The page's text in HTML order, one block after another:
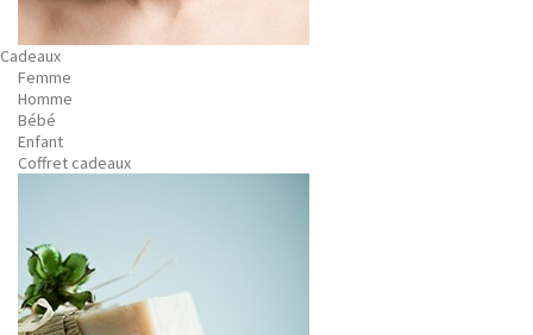
Cadeaux
Femme
Homme
Bébé
Enfant
Coffret cadeaux